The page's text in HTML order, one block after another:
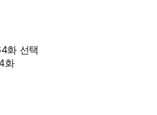
화 선택
화